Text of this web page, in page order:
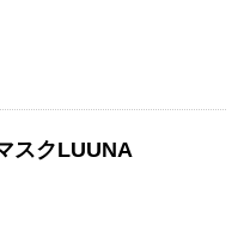
スクLUUNA